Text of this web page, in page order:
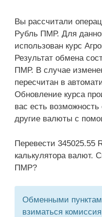
Вы рассчитали
Рубль ПМР. Для
использован курс
Результат обмена
ПМР. В случае
пересчитан в
Обновление курса
вас есть
другие валюты с
Перевести 345025.55
калькулятора валют.
ПМР?
Обменными
взиматься